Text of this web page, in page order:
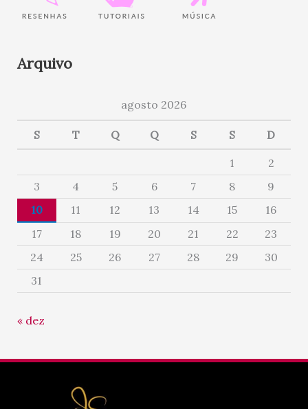
Arquivo
agosto 2026
S T Q Q S S D
1
2
3
4 5 6 7 8
9
10
11 12 13 14 15
16
17
18 19 20 21 22
23
24
25 26 27 28 29
30
31
« dez